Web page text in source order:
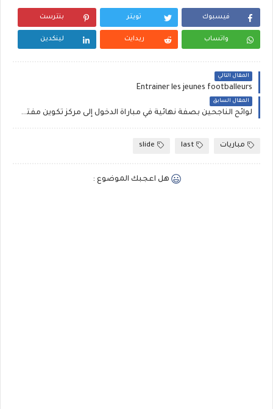
فيسبوك تويتر بنترست
واتساب ريدايت لينكدين
المقال التالي
Entrainer les jeunes footballeurs
المقال السابق
لوائح الناجحين بصفة نهائية في مباراة الدخول إلى مركز تكوين مفتشي التعليم - دورة غشت 2022
مباريات last
slide
هل اعجبك الموضوع :